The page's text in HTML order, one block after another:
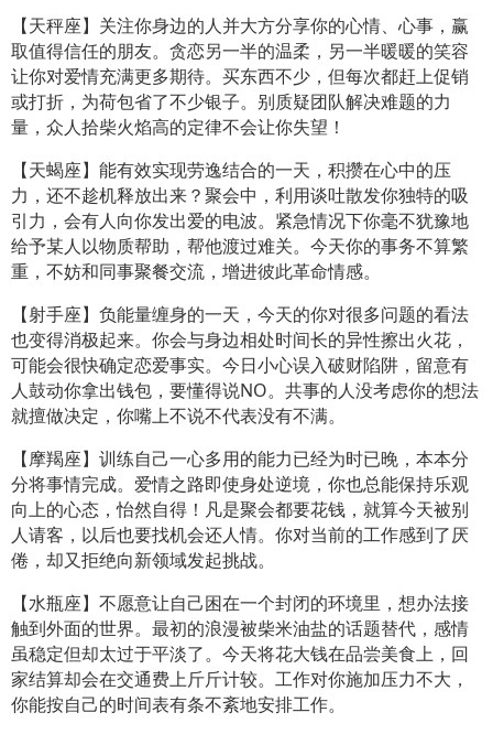
【天秤座】关注你身边的人并大方分享你的心情、心事，赢
取值得信任的朋友。贪恋另一半的温柔，另一半暖暖的笑容
让你对爱情充满更多期待。买东西不少，但每次都赶上促销
或打折，为荷包省了不少银子。别质疑团队解决难题的力
量，众人拾柴火焰高的定律不会让你失望！
【天蝎座】能有效实现劳逸结合的一天，积攒在心中的压
力，还不趁机释放出来？聚会中，利用谈吐散发你独特的吸
引力，会有人向你发出爱的电波。紧急情况下你毫不犹豫地
给予某人以物质帮助，帮他渡过难关。今天你的事务不算繁
重，不妨和同事聚餐交流，增进彼此革命情感。
【射手座】负能量缠身的一天，今天的你对很多问题的看法
也变得消极起来。你会与身边相处时间长的异性擦出火花，
可能会很快确定恋爱事实。今日小心误入破财陷阱，留意有
人鼓动你拿出钱包，要懂得说NO。共事的人没考虑你的想法
就擅做决定，你嘴上不说不代表没有不满。
【摩羯座】训练自己一心多用的能力已经为时已晚，本本分
分将事情完成。爱情之路即使身处逆境，你也总能保持乐观
向上的心态，怡然自得！凡是聚会都要花钱，就算今天被别
人请客，以后也要找机会还人情。你对当前的工作感到了厌
倦，却又拒绝向新领域发起挑战。
【水瓶座】不愿意让自己困在一个封闭的环境里，想办法接
触到外面的世界。最初的浪漫被柴米油盐的话题替代，感情
虽稳定但却太过于平淡了。今天将花大钱在品尝美食上，回
家结算却会在交通费上斤斤计较。工作对你施加压力不大，
你能按自己的时间表有条不紊地安排工作。